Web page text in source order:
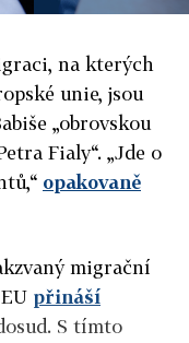
na kterých
unie, jsou
„obrovskou
Fialy“. „Jde o
opakovaně
migrační
přináší
S tímto